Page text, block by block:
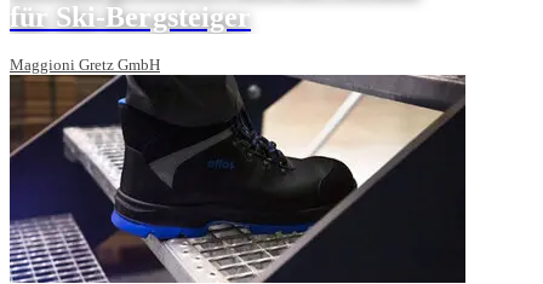
für Ski-Bergsteiger
Maggioni Gretz GmbH